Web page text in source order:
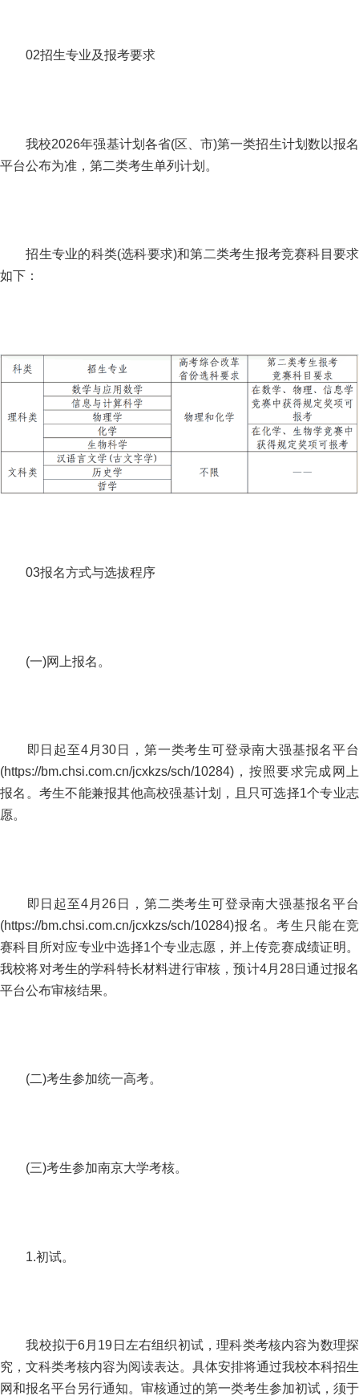
02招生专业及报考要求
我校2026年强基计划各省(区、市)第一类招生计划数以报名
平台公布为准，第二类考生单列计划。
招生专业的科类(选科要求)和第二类考生报考竞赛科目要求
如下：
03报名方式与选拔程序
(一)网上报名。
即日起至4月30日，第一类考生可登录南大强基报名平台
(https://bm.chsi.com.cn/jcxkzs/sch/10284)，按照要求完成网上
报名。考生不能兼报其他高校强基计划，且只可选择1个专业志
愿。
即日起至4月26日，第二类考生可登录南大强基报名平台
(https://bm.chsi.com.cn/jcxkzs/sch/10284)报名。考生只能在竞
赛科目所对应专业中选择1个专业志愿，并上传竞赛成绩证明。
我校将对考生的学科特长材料进行审核，预计4月28日通过报名
平台公布审核结果。
(二)考生参加统一高考。
(三)考生参加南京大学考核。
1.初试。
我校拟于6月19日左右组织初试，理科类考核内容为数理探
究，文科类考核内容为阅读表达。具体安排将通过我校本科招生
网和报名平台另行通知。审核通过的第一类考生参加初试，须于